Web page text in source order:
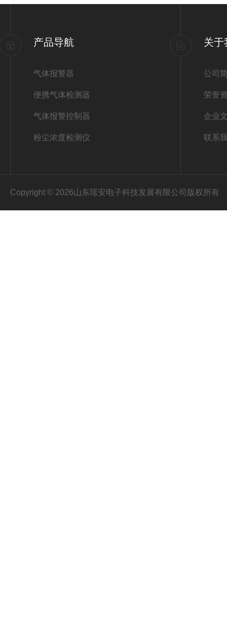
产品导航
气体报警器
便携气体检测器
气体报警控制器
粉尘浓度检测仪
关于
公司
荣誉
企业
联系
Copyright © 2026山东瑶安电子科技发展有限公司版权所有